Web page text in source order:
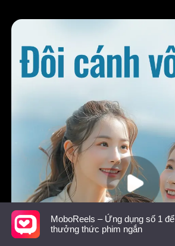
MoboReels – Ứng dụng số 1 để
thưởng thức phim ngắn